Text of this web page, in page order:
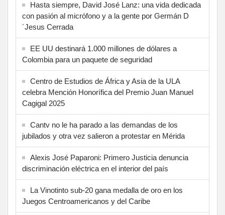
Hasta siempre, David José Lanz: una vida dedicada
con pasión al micrófono y a la gente por Germán D
´Jesus Cerrada
EE UU destinará 1.000 millones de dólares a
Colombia para un paquete de seguridad
Centro de Estudios de África y Asia de la ULA
celebra Mención Honorífica del Premio Juan Manuel
Cagigal 2025
Cantv no le ha parado a las demandas de los
jubilados y otra vez salieron a protestar en Mérida
Alexis José Paparoni: Primero Justicia denuncia
discriminación eléctrica en el interior del país
La Vinotinto sub-20 gana medalla de oro en los
Juegos Centroamericanos y del Caribe